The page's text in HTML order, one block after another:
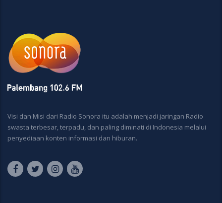
Visi dan Misi dari Radio Sonora itu adalah menjadi jaringan Radio
swasta terbesar, terpadu, dan paling diminati di Indonesia melalui
penyediaan konten informasi dan hiburan.